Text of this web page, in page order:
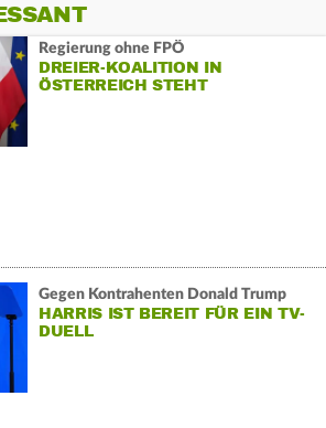
Regierung ohne FPÖ
DREIER-KOALITION IN
ÖSTERREICH STEHT
Gegen Kontrahenten Donald Trump
HARRIS IST BEREIT FÜR EIN TV-
DUELL